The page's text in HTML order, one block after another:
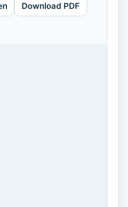
Download PDF